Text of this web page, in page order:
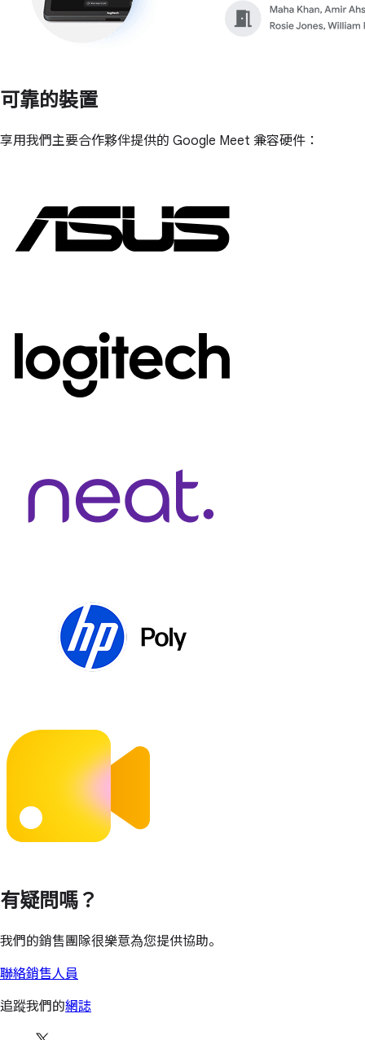
可靠的裝置
享用我們主要合作夥伴提供的 Google Meet 兼容硬件：
有疑問嗎？
我們的銷售團隊很樂意為您提供協助。
聯絡銷售人員
追蹤我們的網誌